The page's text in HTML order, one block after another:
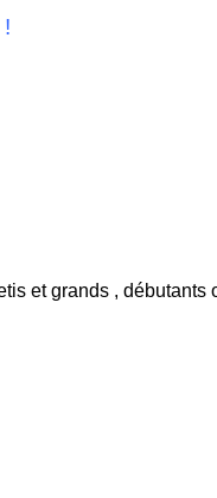
et grands , débutants